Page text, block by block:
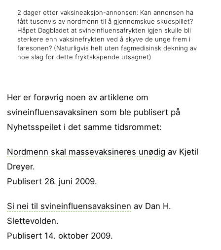
2 dager etter vaksineaksjon-annonsen: Kan annonsen ha
fått tusenvis av nordmenn til å gjennomskue skuespillet?
Håpet Dagbladet at svineinfluensafrykten igjen skulle bli
sterkere enn vaksinefrykten ved å skyve de unge frem i
faresonen? (Naturligvis helt uten fagmedisinsk dekning av
noe slag for dette fryktskapende utsagnet)
Her er forøvrig noen av artiklene om
svineinfluensavaksinen som ble publisert på
Nyhetsspeilet i det samme tidsrommet:
Nordmenn skal massevaksineres unødig av Kjetil
Dreyer.
Publisert 26. juni 2009.
Si nei til svineinfluensavaksinen av Dan H.
Slettevolden.
Publisert 14. oktober 2009.